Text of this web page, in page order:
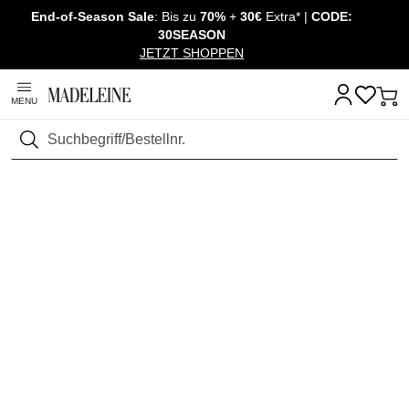
Überspringe Navigation, direkt zum Content
End-of-Season Sale: Bis zu 70% + 30€ Extra* | CODE:
30SEASON
JETZT SHOPPEN
MENU
Suchen